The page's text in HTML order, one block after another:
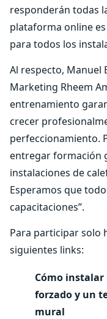
responderán todas
plataforma online
para todos los
Al respecto, Manuel
Marketing Rheem
entrenamiento
crecer
perfeccionamiento.
entregar formación
instalaciones de
Esperamos que
capacitaciones”.
Para participar solo
siguientes links:
Cómo
forzado y un
mural